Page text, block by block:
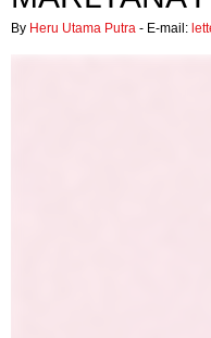
By Heru Utama Putra - E-mail: